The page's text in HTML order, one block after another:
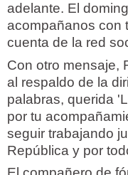
adelante. El
acompañanos con
cuenta de la red
Con otro mensaje,
al respaldo de la
palabras, querida
por tu
seguir trabajando
República y por